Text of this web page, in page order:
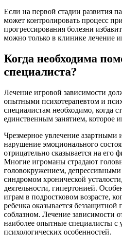
Если на первой стадии развития
может контролировать процесс
прогрессирования болезни
можно только в клинике лечение
Когда необходима
специалиста?
Лечение игровой зависимости
опытными психотерапевтом и
специалистам необходимо, когда
единственным занятием, которое
Чрезмерное увлечение азартными
нарушение эмоционального
отрицательно сказывается на его
Многие игроманы страдают
головокружением, депрессивными
синдромом хронической
деятельности, гипертонией.
играм в подростковом возрасте,
ребенка оказывается
соблазном. Лечение зависимости
наиболее опытные специалисты с
психологических особенностей.